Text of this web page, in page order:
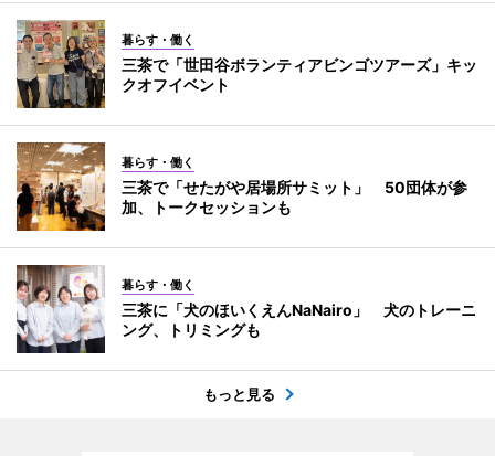
暮らす・働く
三茶で「世田谷ボランティアビンゴツアーズ」キッ
クオフイベント
暮らす・働く
三茶で「せたがや居場所サミット」 50団体が参
加、トークセッションも
暮らす・働く
三茶に「犬のほいくえんNaNairo」 犬のトレーニ
ング、トリミングも
もっと見る